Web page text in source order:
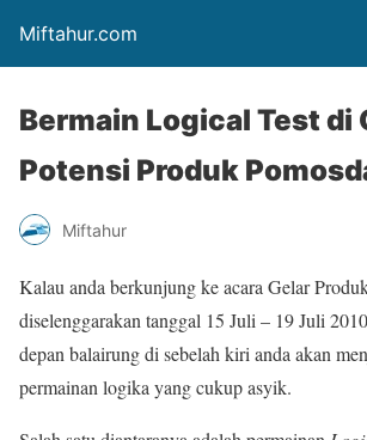
Miftahur.com
Bermain Logical Test di
Potensi Produk
Miftahur
Kalau anda berkunjung ke acara Gelar
diselenggarakan tanggal 15 Juli – 19 Juli
depan balairung di sebelah kiri anda akan
permainan logika yang cukup asyik.